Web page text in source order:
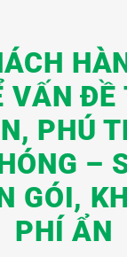
VẤN ĐỀ
PHÚ
–
GÓI,
PHÍ ẨN